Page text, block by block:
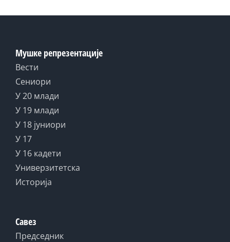
Мушке репрезентације
Вести
Сениори
У 20 млади
У 19 млади
У 18 јуниори
У 17
У 16 кадети
Универзитетска
Историја
Савез
Председник